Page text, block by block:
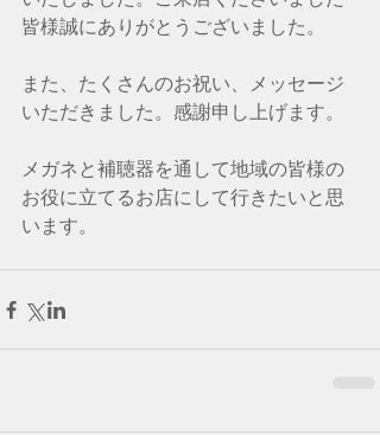
皆様誠にありがとうございました。
また、たくさんのお祝い、メッセージ
いただきました。感謝申し上げます。
メガネと補聴器を通して地域の皆様の
お役に立てるお店にして行きたいと思
います。